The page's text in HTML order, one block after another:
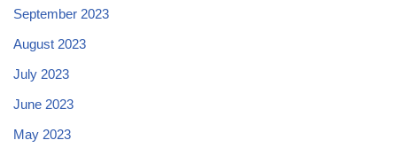
September 2023
August 2023
July 2023
June 2023
May 2023